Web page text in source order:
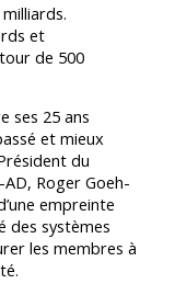
et
de 500
ses 25 ans
et mieux
du
AD, Roger Goeh-
empreinte
des systèmes
les membres à